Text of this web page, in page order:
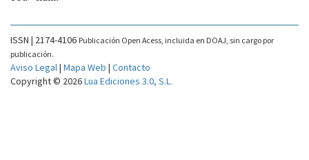
ISSN | 2174-4106 Publicación Open Acess, incluida en DOAJ, sin cargo por
publicación.
Aviso Legal| Mapa Web | Contacto
Copyright © 2026Lua Ediciones 3.0, S.L.